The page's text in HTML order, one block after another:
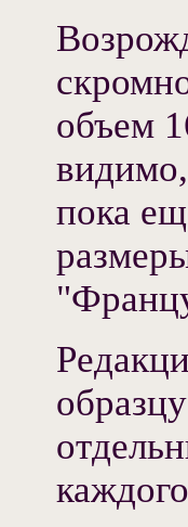
объем
пока